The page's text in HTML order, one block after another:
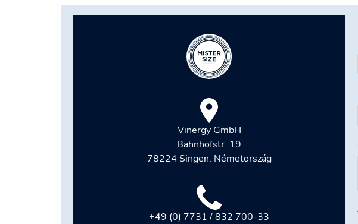
Vinergy GmbH
Bahnhofstr. 19
78224 Singen, Németország
+49 (0) 7731 / 832 700-33